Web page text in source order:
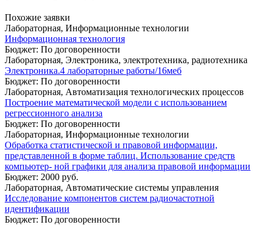
Похожие заявки
Лабораторная, Информационные технологии
Информационная технология
Бюджет: По договоренности
Лабораторная, Электроника, электротехника, радиотехника
Электроника.4 лабораторные работы/16меб
Бюджет: По договоренности
Лабораторная, Автоматизация технологических процессов
Построение математической модели с использованием
регрессионного анализа
Бюджет: По договоренности
Лабораторная, Информационные технологии
Обработка статистической и правовой информации,
представленной в форме таблиц. Использование средств
компьютер- ной графики для анализа правовой информации
Бюджет: 2000 руб.
Лабораторная, Автоматические системы управления
Исследование компонентов систем радиочастотной
идентификации
Бюджет: По договоренности